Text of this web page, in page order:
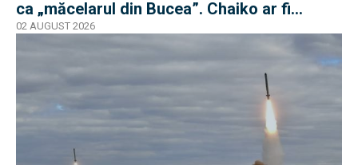
ca „măcelarul din Bucea”. Chaiko ar fi
supraviețuit
02 AUGUST 2026